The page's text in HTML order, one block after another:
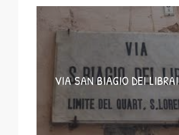
VIA SAN BIAGIO DEI LIBRAI